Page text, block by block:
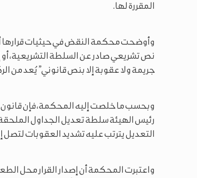
المقررة لها.
وأوضحت محكمة النقض في حيثيات قرارها
نص تشريعي صادر عن السلطة التشريعية،
جريمة ولا عقوبة إلا بنص قانوني” يُعد من
وبحسب ما خلصت إليه المحكمة، فإن قانون
رئيس الهيئة سلطة تعديل الجداول
التعديل يترتب عليه تشديد العقوبات
واعتبرت المحكمة أن إصدار القرار محل